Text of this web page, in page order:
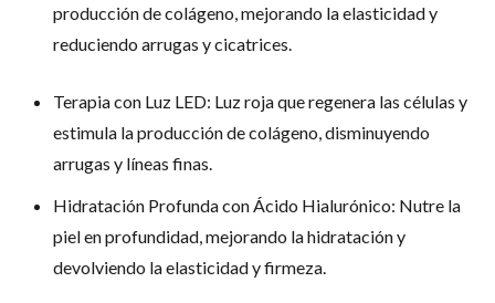
producción de colágeno, mejorando la elasticidad y
reduciendo arrugas y cicatrices.
Terapia con Luz LED: Luz roja que regenera las células y
estimula la producción de colágeno, disminuyendo
arrugas y líneas finas.
Hidratación Profunda con Ácido Hialurónico: Nutre la
piel en profundidad, mejorando la hidratación y
devolviendo la elasticidad y firmeza.